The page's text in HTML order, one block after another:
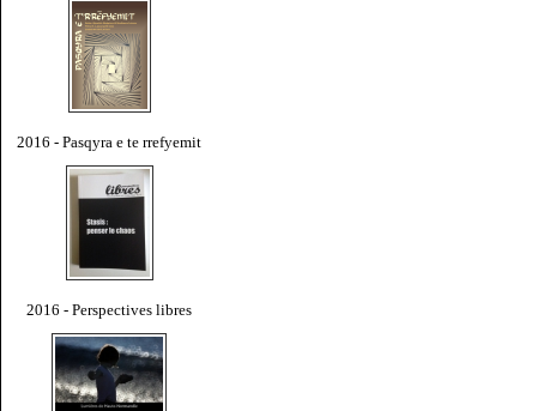
2016 - Pasqyra e te rrefyemit
2016 - Perspectives libres